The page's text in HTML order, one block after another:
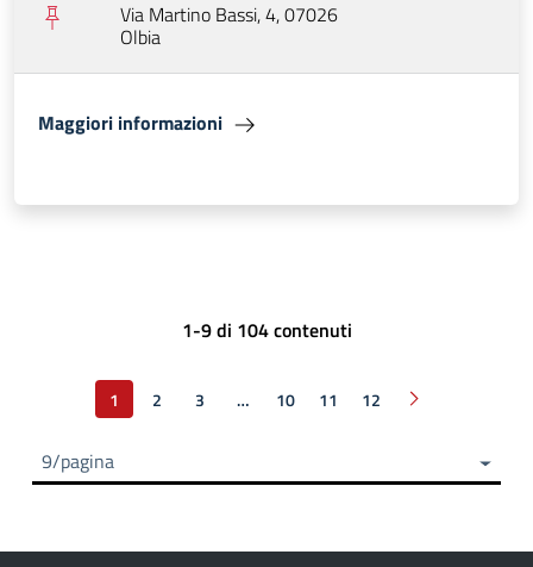
Via Martino Bassi, 4, 07026
Olbia
Maggiori informazioni
1-9 di 104 contenuti
1 2 3 … 10 11 12 Pagina
9/pagina